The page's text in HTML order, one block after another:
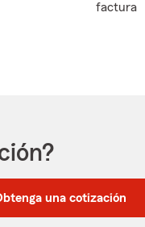
factura
una cotización